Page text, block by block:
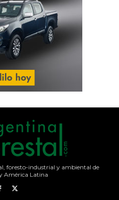
foresto-industrial y ambiental de
América Latina